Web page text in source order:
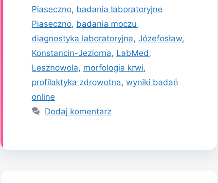
Piaseczno, badania laboratoryjne
Piaseczno, badania moczu,
diagnostyka laboratoryjna, Józefosław,
Konstancin-Jeziorna, LabMed ,
Lesznowola, morfologia krwi,
profilaktyka zdrowotna, wyniki badań
online
Dodaj komentarz